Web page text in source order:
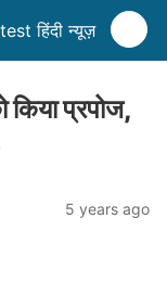
हिंदी न्यूज़
प्रपोज,
5 years ago